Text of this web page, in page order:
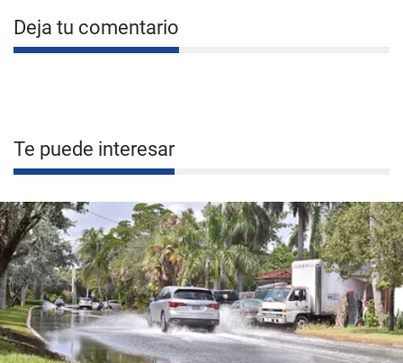
Deja tu comentario
Te puede interesar